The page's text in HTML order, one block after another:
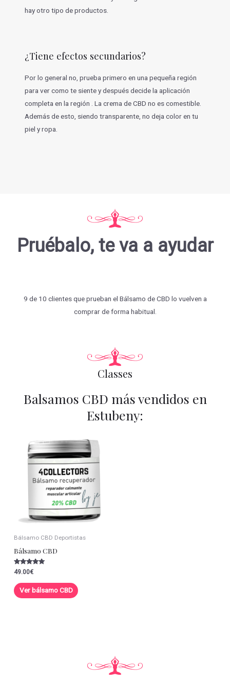
hay otro tipo de productos.
¿Tiene efectos secundarios?
Por lo general no, prueba primero en una pequeña región
para ver como te siente y después decide la aplicación
completa en la región . La crema de CBD no es comestible.
Además de esto, siendo transparente, no deja color en tu
piel y ropa.
Pruébalo, te va a ayudar
9 de 10 clientes que prueban el Bálsamo de CBD lo vuelven a
comprar de forma habitual.
Classes
Balsamos CBD más vendidos en
Estubeny:
Bálsamo CBD Deportistas
Bálsamo CBD
Valorado con
5.00
de 5
49.00€
Ver bálsamo CBD